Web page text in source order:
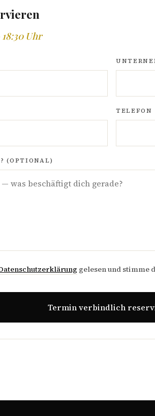
18:30 Uhr
TELEFON
(OPTIONAL)
gelesen und stimme
Termin verbindlich